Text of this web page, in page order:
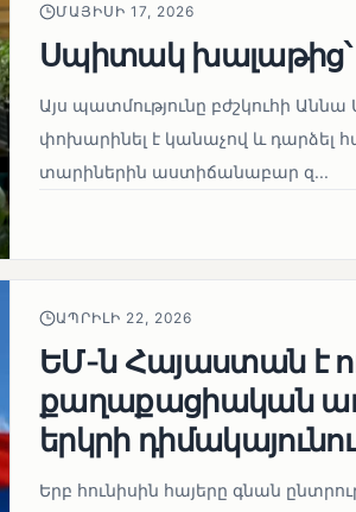
ՄԱՅԻՍԻ 17, 2026
Սպիտակ
Այս պատմությունը բժշկուհի
փոխարինել է կանաչով և դարձել
տարիներին աստիճանաբար զ...
ԱՊՐԻԼԻ 22, 2026
ԵՄ-ն Հայաստան է
քաղաքացիական
երկրի
Երբ հունիսին հայերը գնան